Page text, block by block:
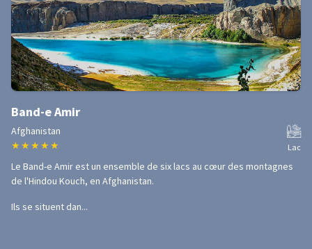
Band-e Amir
Afghanistan
★ ★ ★ ★ ★ Lac
Le Band-e Amir est un ensemble de six lacs au cœur des montagnes
de l'Hindou Kouch, en Afghanistan.
Ils se situent dan...